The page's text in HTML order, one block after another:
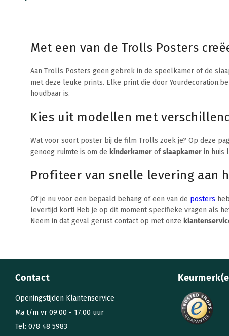
Met een van de Trolls Posters
Aan Trolls Posters geen gebrek in de speelkamer of de
met deze leuke prints. Elke print die door
houdbaar is.
Kies uit modellen met
Wat voor soort poster bij de film Trolls zoek je? Op deze
genoeg ruimte is om de kinderkamer ofslaapkamer in huis
Profiteer van snelle levering aan
Of je nu voor een bepaald behang of een van de posters
levertijd kort! Heb je op dit moment specifieke vragen als
Neem in dat geval gerust contact op met onze
Contact
Openingstijden Klantenservice
Ma t/m vr 09.00 - 17.00 uur
Tel: 078 48 5983